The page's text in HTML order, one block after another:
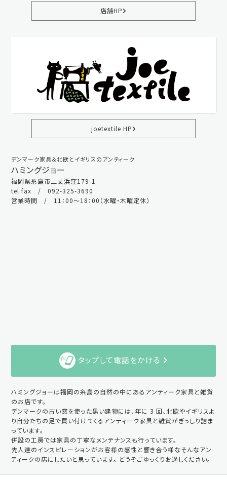
店舗HP
joetextile HP
デンマーク家具＆北欧とイギリスのアンティーク
ハミングジョー
福岡県糸島市二丈浜窪179-1
tel.fax / 092-325-3690
営業時間 / 11：00～18：00（水曜・木曜定休）
タップして電話をかける
ハミングジョーは福岡の糸島の自然の中にあるアンティーク家具と雑貨
のお店です。
デンマークの古い窓を使った黒い建物には、年に 3 回、北欧やイギリスよ
り自分たちの足で買い付けてくるアンティーク家具と雑貨がぎっしり詰ま
っています。
併設の工房では家具の丁寧なメンテナンスも行っています。
先人達のインスピレーションがお客様の感性と響き合う様なそんなアン
ティークの店にしたいと思っています。 どうぞごゆっくりお過しください。